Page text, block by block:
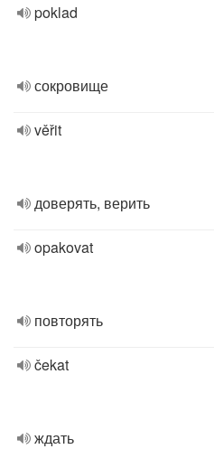
poklad
сокровище
věřit
доверять, верить
opakovat
повторять
čekat
ждать